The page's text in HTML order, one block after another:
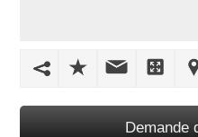
Demande